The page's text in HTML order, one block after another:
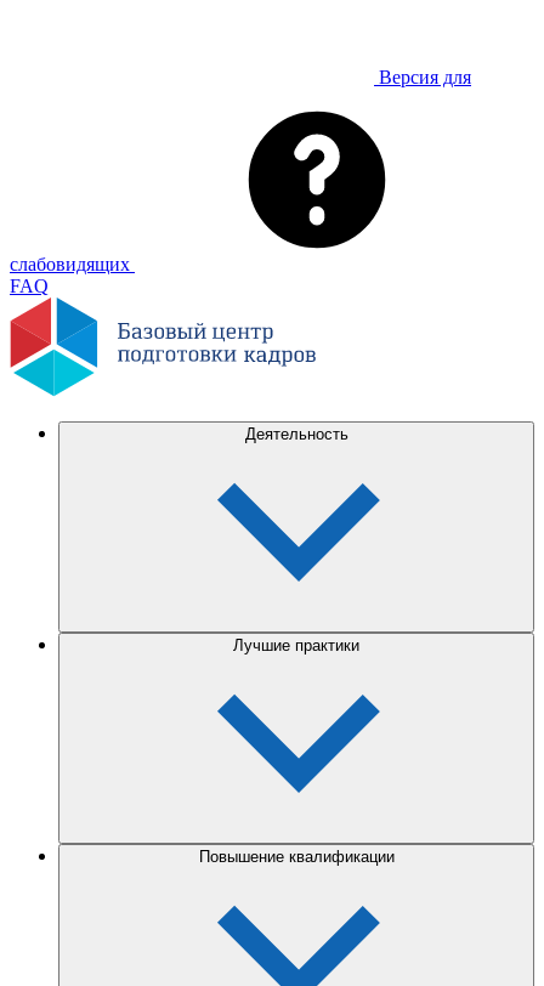
Версия для
слабовидящих
FAQ
Деятельность
Лучшие практики
Повышение квалификации